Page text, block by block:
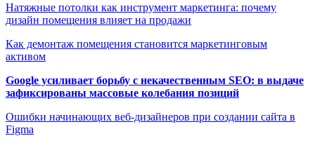
Натяжные потолки как инструмент маркетинга: почему
дизайн помещения влияет на продажи
Как демонтаж помещения становится маркетинговым
активом
Google усиливает борьбу с некачественным SEO: в выдаче
зафиксированы массовые колебания позиций
Ошибки начинающих веб-дизайнеров при создании сайта в
Figma